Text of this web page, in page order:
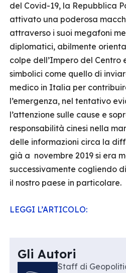
del Covid-19, la Repubblica
attivato una poderosa
attraverso i suoi megafoni
diplomatici, abilmente
colpe dell’Impero del Centro
simbolici come quello di
medico in Italia per
l’emergenza, nel tentativo
l’attenzione sulle cause e
responsabilità cinesi nella
delle informazioni circa la
già a novembre 2019 si era
successivamente cogliendo
il nostro paese in particolare.
LEGGI L’ARTICOLO:
Gli Autori
Staff di